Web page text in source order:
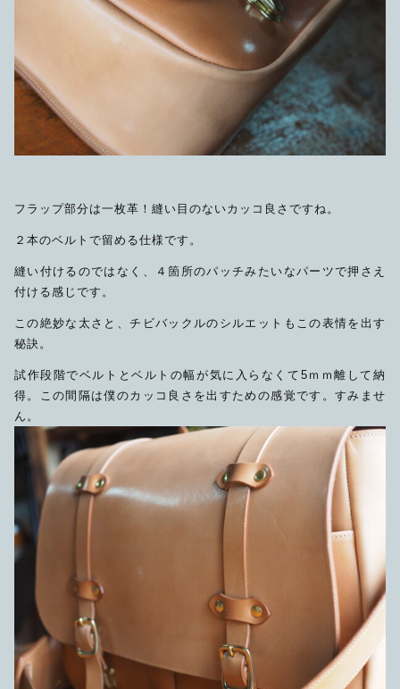
フラップ部分は一枚革！縫い目のないカッコ良さですね。
２本のベルトで留める仕様です。
縫い付けるのではなく、４箇所のパッチみたいなパーツで押さえ
付ける感じです。
この絶妙な太さと、チビバックルのシルエットもこの表情を出す
秘訣。
試作段階でベルトとベルトの幅が気に入らなくて5ｍｍ離して納
得。この間隔は僕のカッコ良さを出すための感覚です。すみませ
ん。